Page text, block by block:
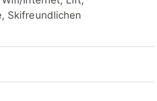
450 m. Nahe gelegene
gut erreichbar: Nendaz
Skifreundlichen